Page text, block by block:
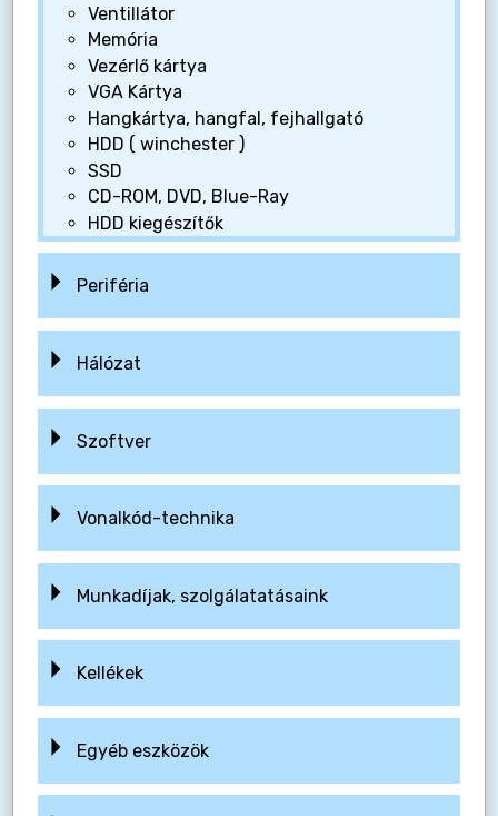
Ventillátor
Memória
Vezérlő kártya
VGA Kártya
Hangkártya, hangfal, fejhallgató
HDD ( winchester )
SSD
CD-ROM, DVD, Blue-Ray
HDD kiegészítők
Periféria
Hálózat
Szoftver
Vonalkód-technika
Munkadíjak, szolgálatatásaink
Kellékek
Egyéb eszközök